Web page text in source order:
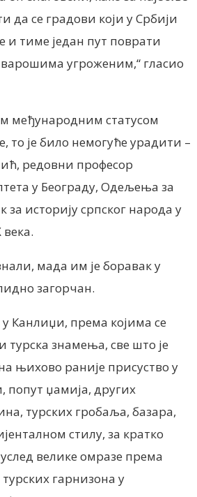
да се градови који у Србији
и тиме један пут поврати
угроженим,“ гласио
међународним статусом
то је било немогуће урадити –
редовни професор
у Београду, Одељења за
за историју српског народа у
мада им је боравак у
загорчан.
Канлиџи, према којима се
турска знамења, све што је
њихово раније присуство у
попут џамија, других
турских гробаља, базара,
стилу, за кратко
велике омразе према
гарнизона у